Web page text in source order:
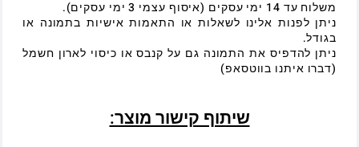
משלוח עד 14 ימי עסקים (איסוף עצמי 3 ימי עסקים).
ניתן לפנות אלינו לשאלות או התאמות אישיות בתמונה או
בגודל.
ניתן להדפיס את התמונה גם על קנבס או כיסוי לארון חשמל
(דברו איתנו בווטסאפ)
שיתוף קישור מוצר: